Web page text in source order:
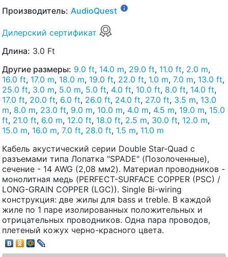
Производитель: AudioQuest
Дилерский сертификат
Длина: 3.0 Ft
Другие размеры: 9.0 ft, 14.0 m, 29.0 ft, 11.0 ft, 2.0 m,
16.0 ft, 17.0 m, 18.0 m, 19.0 ft, 22.0 ft, 1.0 m, 7.0 m, 13.0 ft,
25.0 ft, 3.0 m, 5.0 m, 5.0 ft, 4.0 ft, 10.0 ft, 8.0 ft, 14.0 ft,
17.0 ft, 20.0 ft, 6.0 ft, 26.0 ft, 24.0 ft, 27.0 ft, 3.5 m, 13.0
m, 8.0 m, 23.0 ft, 9.0 m, 10.0 m, 4.0 m, 4.5 m, 19.0 m, 15.0
ft, 21.0 ft, 6.0 m, 12.0 ft, 18.0 ft, 2.5 m, 30.0 ft, 12.0 m,
15.0 m, 16.0 m, 7.0 ft, 28.0 ft, 1.5 m, 11.0 m
Кабель акустический серии Double Star-Quad с
разъемами типа Лопатка "SPADE" (Позолоченные),
сечение - 14 AWG (2,08 мм2). Материал проводников -
монолитная медь (PERFECT-SURFACE COPPER (PSC) /
LONG-GRAIN COPPER (LGC)). Single Bi-wiring
конструкция: две жилы для bass и treble. В каждой
жиле по 1 паре изолированных положительных и
отрицательных проводников. Одна пара проводов,
плетеный кожух черно-красного цвета.